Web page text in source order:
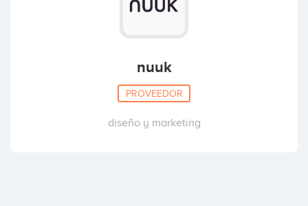
nuuk
PROVEEDOR
diseño y marketing